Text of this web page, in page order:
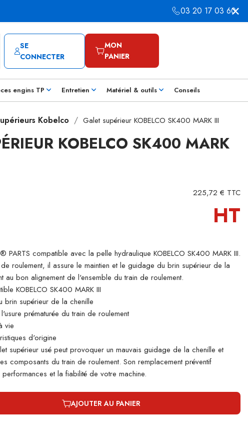
03 20 17 03 60
SE
CONNECTER
MON
PANIER
engins TP Entretien Matériel & outils Conseils
Kobelco Galet supérieur KOBELCO SK400 MARK III
KOBELCO SK400 MARK
225,72 € TTC
HT
PARTS compatible avec la pelle hydraulique KOBELCO SK400 MARK III.
de roulement, il assure le maintien et le guidage du brin supérieur de la
au bon alignement de l'ensemble du train de roulement.
KOBELCO SK400 MARK III
brin supérieur de la chenille
prématurée du train de roulement
vie
d'origine
supérieur usé peut provoquer un mauvais guidage de la chenille et
composants du train de roulement. Son remplacement préventif
et la fiabilité de votre machine.
AJOUTER AU PANIER